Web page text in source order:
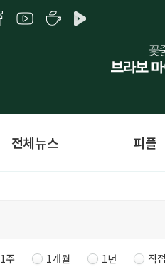
전체뉴스 피플
1주 1개월 1년 직